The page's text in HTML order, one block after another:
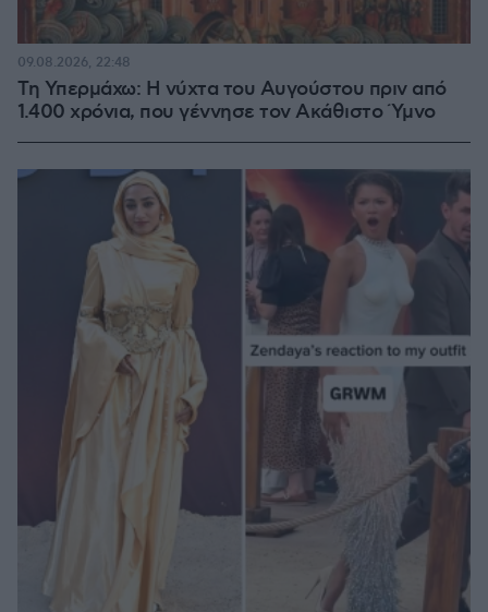
Τη Υπερμάχω: Η νύχτα του Αυγούστου πριν από
1.400 χρόνια, που γέννησε τον Ακάθιστο Ύμνο
09.08.2026, 22:48